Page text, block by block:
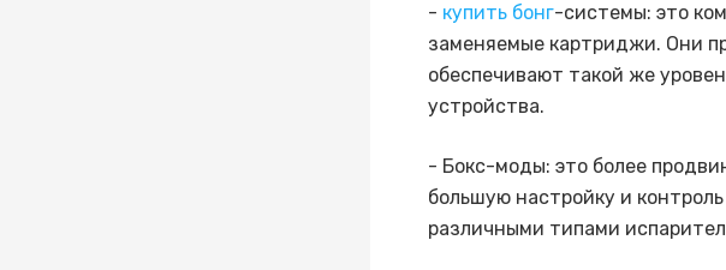
- купить бонг-системы: это
заменяемые картриджи. Они
обеспечивают такой же
устройства.
- Бокс-моды: это более
большую настройку и
различными типами